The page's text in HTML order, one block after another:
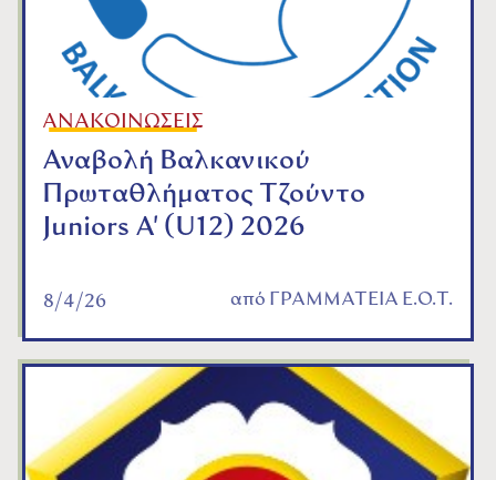
ΑΝΑΚΟΙΝΩΣΕΙΣ
Αναβολή Βαλκανικού
Πρωταθλήματος Τζούντο
Juniors A' (U12) 2026
8/4/26 από ΓΡΑΜΜΑΤΕΙΑ Ε.Ο.Τ.